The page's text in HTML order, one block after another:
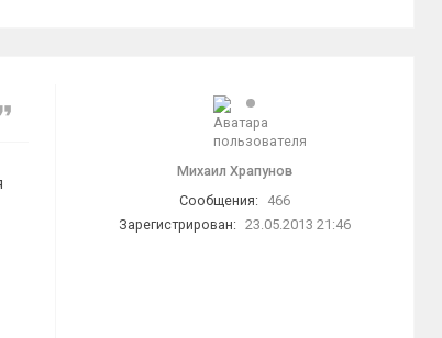
Михаил Храпунов
Сообщения:
466
Зарегистрирован: 23.05.2013 21:46
Цитата